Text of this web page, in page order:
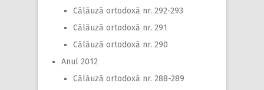
Călăuză ortodoxă nr. 292-293
Călăuză ortodoxă nr. 291
Călăuză ortodoxă nr. 290
Anul 2012
Călăuză ortodoxă nr. 288-289